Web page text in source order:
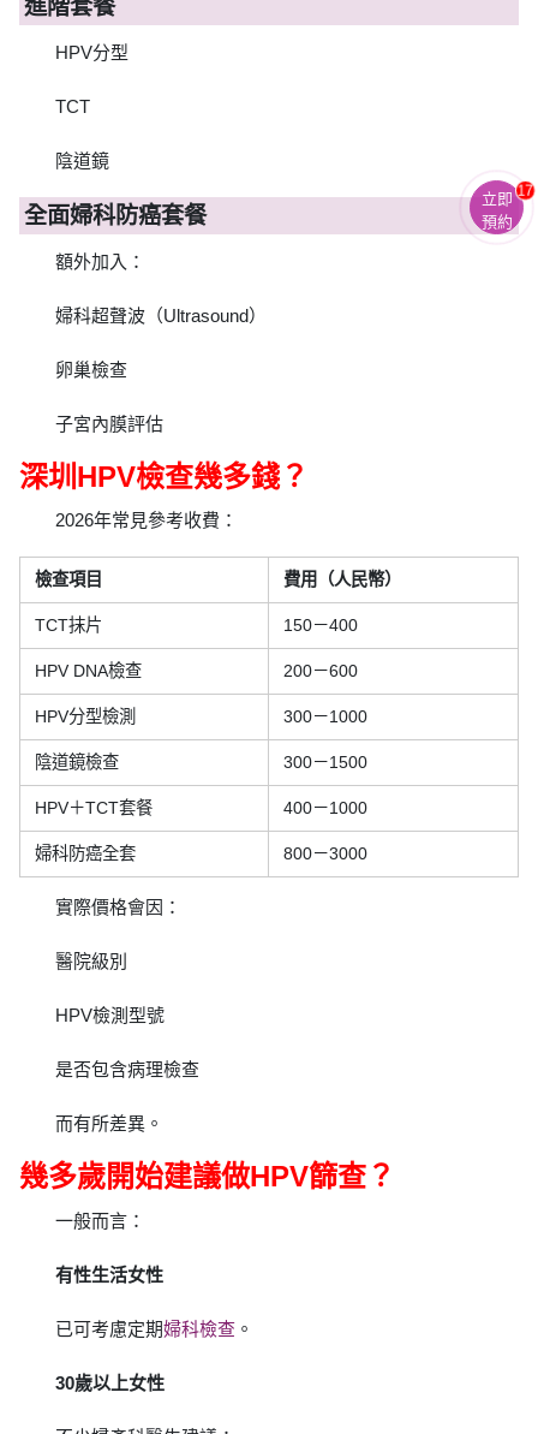
進階套餐
HPV分型
TCT
陰道鏡
全面婦科防癌套餐
額外加入：
婦科超聲波（Ultrasound）
卵巢檢查
子宮內膜評估
深圳HPV檢查幾多錢？
2026年常見參考收費：
檢查項目 費用（人民幣）
TCT抹片 150－400
HPV DNA檢查 200－600
HPV分型檢測 300－1000
陰道鏡檢查 300－1500
HPV＋TCT套餐 400－1000
婦科防癌全套 800－3000
實際價格會因：
醫院級別
HPV檢測型號
是否包含病理檢查
而有所差異。
幾多歲開始建議做HPV篩查？
一般而言：
有性生活女性
已可考慮定期婦科檢查 。
30歲以上女性
立即
預約
17